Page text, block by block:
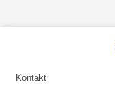
Kontakt